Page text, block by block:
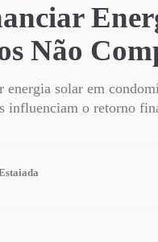
Não
energia solar em
influenciam o retorno